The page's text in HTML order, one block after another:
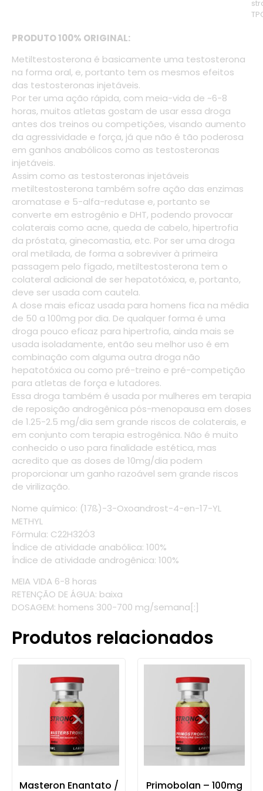
PRODUTO 100% ORIGINAL:
Metiltestosterona é basicamente uma testosterona
na forma oral, e, portanto tem os mesmos efeitos
das testosteronas injetáveis.
Por ter uma ação rápida, com meia-vida de ~6-8
horas, muitos atletas gostam de usar essa droga
antes dos treinos ou competições, visando aumento
da agressividade e força, já que não é tão poderosa
em ganhos anabólicos como as testosteronas
injetáveis.
Assim como as testosteronas injetáveis
metiltestosterona também sofre ação das enzimas
aromatase e 5-alfa-redutase e, portanto se
converte em estrogênio e DHT, podendo provocar
colaterais como acne, queda de cabelo, hipertrofia
da próstata, ginecomastia, etc. Por ser uma droga
oral metilada, de forma a sobreviver à primeira
passagem pelo fígado, metiltestosterona tem o
colateral adicional de ser hepatotóxica, e, portanto,
deve ser usada com cautela.
A dose mais eficaz usada para homens fica na média
de 50 a 100mg por dia. De qualquer forma é uma
droga pouco eficaz para hipertrofia, ainda mais se
usada isoladamente, então seu melhor uso é em
combinação com alguma outra droga não
hepatotóxica ou como pré-treino e pré-competição
para atletas de força e lutadores.
Essa droga também é usada por mulheres em terapia
de reposição androgênica pós-menopausa em doses
de 1.25-2.5 mg/dia sem grande riscos de colaterais, e
em conjunto com terapia estrogênica. Não é muito
conhecido o uso para finalidade estética, mas
acredito que as doses de 10mg/dia podem
proporcionar um ganho razoável sem grande riscos
de virilização.
Nome químico: (17ß)-3-Oxoandrost-4-en-17-YL
METHYL
Fórmula: C22H32Ó3
Índice de atividade anabólica: 100%
Índice de atividade androgênica: 100%
MEIA VIDA 6-8 horas
RETENÇÃO DE ÁGUA: baixa
DOSAGEM: homens 300-700 mg/semana[:]
Produtos relacionados
Masteron Enantato /
Primobolan – 100mg